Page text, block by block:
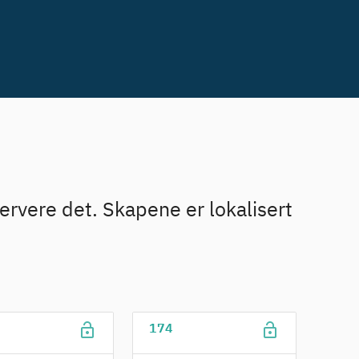
det. Skapene er lokalisert
lock_open 174 lock_open